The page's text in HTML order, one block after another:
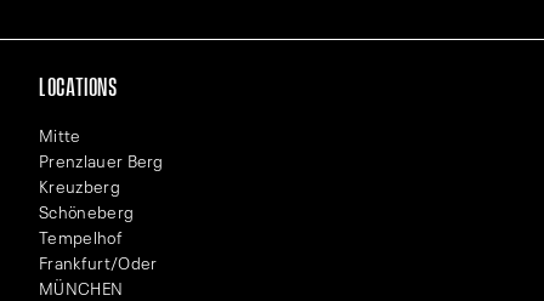
LOCATIONS
Mitte
Prenzlauer Berg
Kreuzberg
Schöneberg
Tempelhof
Frankfurt/Oder
MÜNCHEN